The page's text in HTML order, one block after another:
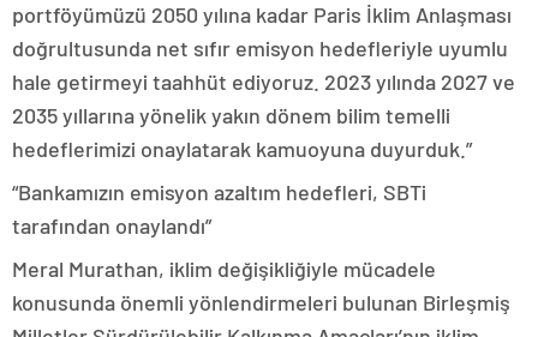
portföyümüzü 2050 yılına kadar Paris İklim Anlaşması
doğrultusunda net sıfır emisyon hedefleriyle uyumlu
hale getirmeyi taahhüt ediyoruz. 2023 yılında 2027 ve
2035 yıllarına yönelik yakın dönem bilim temelli
hedeflerimizi onaylatarak kamuoyuna duyurduk.”
“Bankamızın emisyon azaltım hedefleri, SBTi
tarafından onaylandı”
Meral Murathan, iklim değişikliğiyle mücadele
konusunda önemli yönlendirmeleri bulunan Birleşmiş